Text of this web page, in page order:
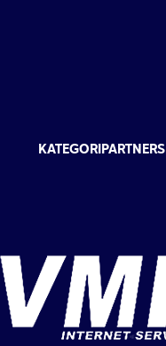
KATEGORIPARTNERS